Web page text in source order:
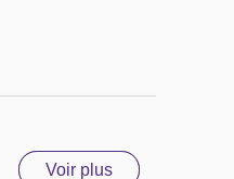
Voir plus